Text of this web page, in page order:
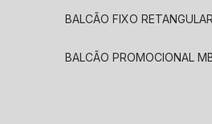
BALCÃO FIXO
BALCÃO PROMOCIONAL